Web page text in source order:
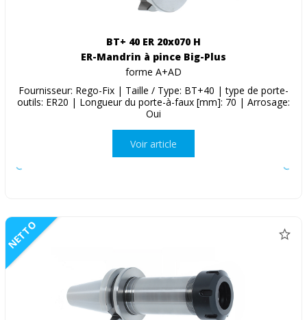
BT+ 40 ER 20x070 H
ER-Mandrin à pince Big-Plus
forme A+AD
Fournisseur: Rego-Fix | Taille / Type: BT+40 | type de porte-
outils: ER20 | Longueur du porte-à-faux [mm]: 70 | Arrosage:
Oui
Voir article
NETTO